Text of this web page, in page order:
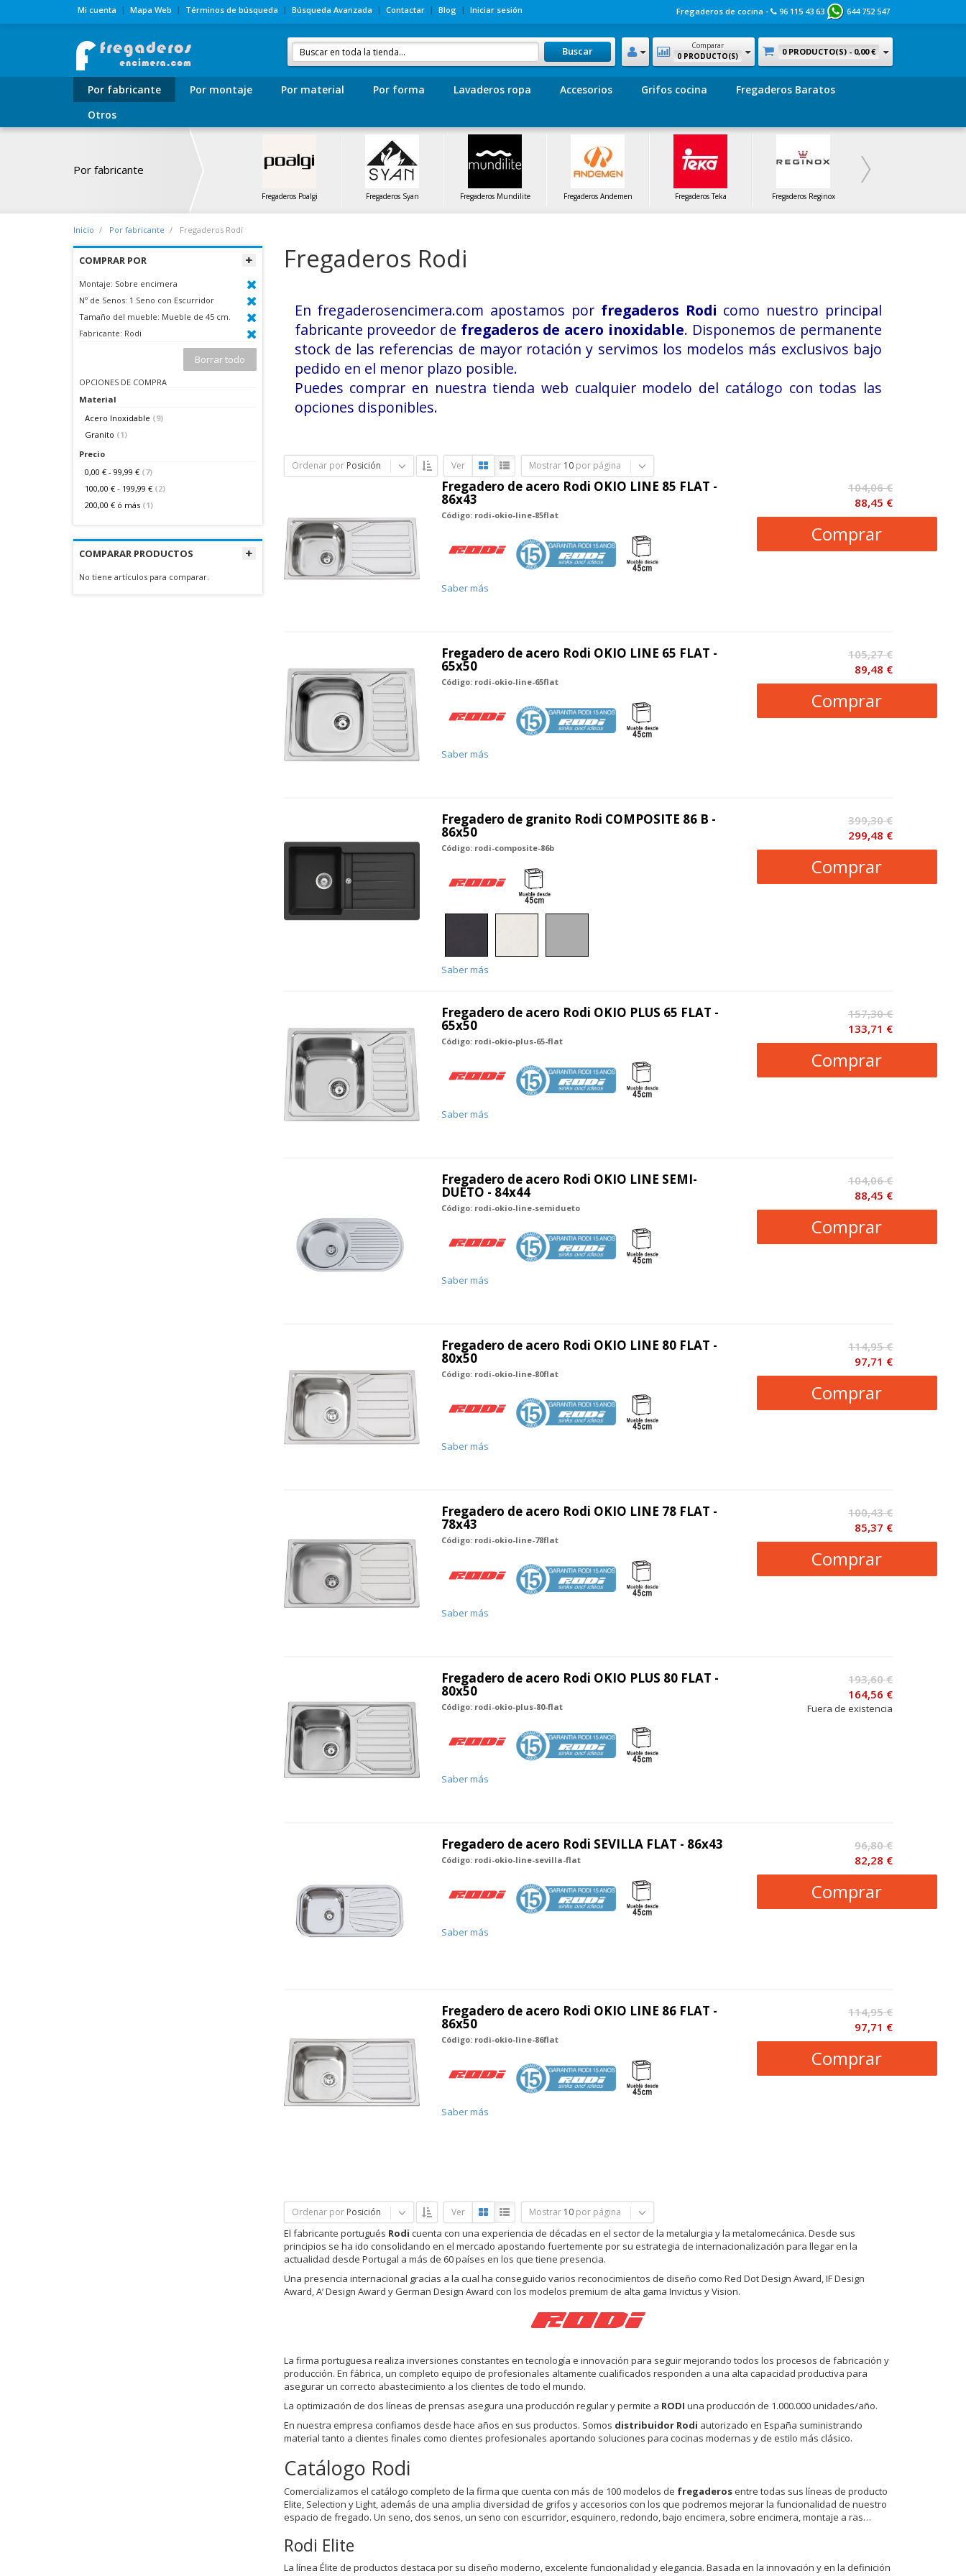
Mi cuenta Mapa Web Términos de búsqueda Búsqueda Avanzada Contactar Blog Iniciar sesión Fregaderos de cocina - 96 115 43 63 644 752 547
0 PRODUCTO(S) - 0,00 €
Comparar
0 PRODUCTO(S)
Buscar
Por fabricante Por montaje Por material Por forma Lavaderos ropa Accesorios Grifos cocina
Fregaderos Baratos
Otros
Por fabricante
Fregaderos Poalgi Fregaderos Syan Fregaderos Mundilite Fregaderos Andemen Fregaderos Teka Fregaderos Reginox
Inicio Por fabricante Fregaderos Rodi
COMPRAR POR
Montaje: Sobre encimera
Nº de Senos: 1 Seno con Escurridor
Tamaño del mueble: Mueble de 45 cm.
Fabricante: Rodi
Borrar todo
OPCIONES DE COMPRA
Material
Acero Inoxidable (9)
Granito (1)
Precio
0,00 € - 99,99 € (7)
100,00 € - 199,99 € (2)
200,00 € ó más (1)
COMPARAR PRODUCTOS
No tiene artículos para comparar.
Fregaderos Rodi
En fregaderosencimera.com apostamos por fregaderos Rodi como nuestro principal
fabricante proveedor de fregaderos de acero inoxidable. Disponemos de permanente
stock de las referencias de mayor rotación y servimos los modelos más exclusivos bajo
pedido en el menor plazo posible.
Puedes comprar en nuestra tienda web cualquier modelo del catálogo con todas las
opciones disponibles.
Ordenar por Posición Ver Mostrar 10 por página
Fregadero de acero Rodi OKIO LINE 85 FLAT -
86x43
Código: rodi-okio-line-85flat
Saber más
104,06 €
88,45 €
Comprar
Fregadero de acero Rodi OKIO LINE 65 FLAT -
65x50
Código: rodi-okio-line-65flat
Saber más
105,27 €
89,48 €
Comprar
Fregadero de granito Rodi COMPOSITE 86 B -
86x50
Código: rodi-composite-86b
Saber más
399,30 €
299,48 €
Comprar
Fregadero de acero Rodi OKIO PLUS 65 FLAT -
65x50
Código: rodi-okio-plus-65-flat
Saber más
157,30 €
133,71 €
Comprar
Fregadero de acero Rodi OKIO LINE SEMI-
DUETO - 84x44
Código: rodi-okio-line-semidueto
Saber más
104,06 €
88,45 €
Comprar
Fregadero de acero Rodi OKIO LINE 80 FLAT -
80x50
Código: rodi-okio-line-80flat
Saber más
114,95 €
97,71 €
Comprar
Fregadero de acero Rodi OKIO LINE 78 FLAT -
78x43
Código: rodi-okio-line-78flat
Saber más
100,43 €
85,37 €
Comprar
Fregadero de acero Rodi OKIO PLUS 80 FLAT -
80x50
Código: rodi-okio-plus-80-flat
Saber más
193,60 €
164,56 €
Fuera de existencia
Fregadero de acero Rodi SEVILLA FLAT - 86x43
Código: rodi-okio-line-sevilla-flat
Saber más
96,80 €
82,28 €
Comprar
Fregadero de acero Rodi OKIO LINE 86 FLAT -
86x50
Código: rodi-okio-line-86flat
Saber más
114,95 €
97,71 €
Comprar
Ordenar por Posición Ver Mostrar 10 por página
El fabricante portugués Rodi cuenta con una experiencia de décadas en el sector de la metalurgia y la metalomecánica. Desde sus
principios se ha ido consolidando en el mercado apostando fuertemente por su estrategia de internacionalización para llegar en la
actualidad desde Portugal a más de 60 países en los que tiene presencia.
Una presencia internacional gracias a la cual ha conseguido varios reconocimientos de diseño como Red Dot Design Award, IF Design
Award, A’ Design Award y German Design Award con los modelos premium de alta gama Invictus y Vision.
La firma portuguesa realiza inversiones constantes en tecnología e innovación para seguir mejorando todos los procesos de fabricación y
producción. En fábrica, un completo equipo de profesionales altamente cualificados responden a una alta capacidad productiva para
asegurar un correcto abastecimiento a los clientes de todo el mundo.
La optimización de dos líneas de prensas asegura una producción regular y permite a RODI una producción de 1.000.000 unidades/año.
En nuestra empresa confiamos desde hace años en sus productos. Somos distribuidor Rodi autorizado en España suministrando
material tanto a clientes finales como clientes profesionales aportando soluciones para cocinas modernas y de estilo más clásico.
Catálogo Rodi
Comercializamos el catálogo completo de la firma que cuenta con más de 100 modelos de fregaderosentre todas sus líneas de producto
Elite, Selection y Light, además de una amplia diversidad de grifos y accesorios con los que podremos mejorar la funcionalidad de nuestro
espacio de fregado. Un seno, dos senos, un seno con escurridor, esquinero, redondo, bajo encimera, sobre encimera, montaje a ras…
Rodi Elite
La línea Élite de productos destaca por su diseño moderno, excelente funcionalidad y elegancia. Basada en la innovación y en la definición